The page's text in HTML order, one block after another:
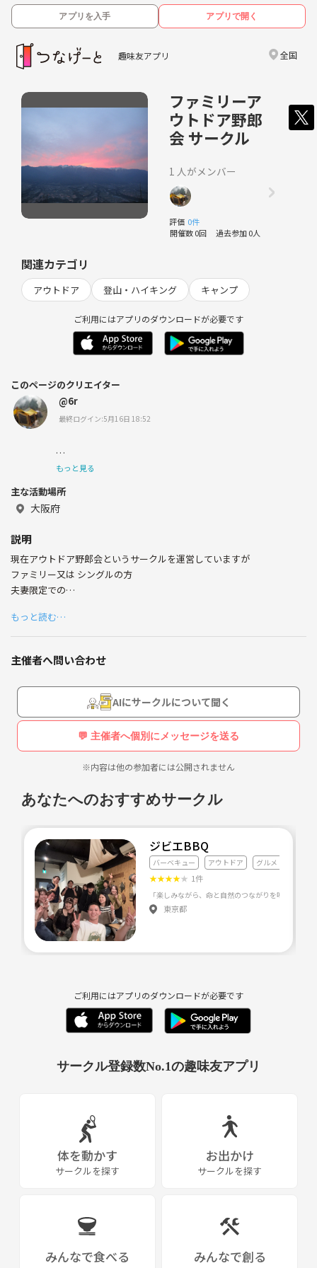
アプリを入手 アプリで開く
趣味友アプリ 全国
ファミリーア
ウトドア野郎
会 サークル
1 人がメンバー
評価 0件
開催数 0回 過去参加 0人
関連カテゴリ
アウトドア 登山・ハイキング キャンプ
ご利用にはアプリのダウンロードが必要です
このページのクリエイター
@6r
最終ログイン:5月16日 18:52
もっと見る
主な活動場所
大阪府
説明
現在アウトドア野郎会というサークルを運営していますが
ファミリー又は シングルの方
夫妻限定での
年齢制限は18才～60才迄とします
(一人参加お断りします)
集まりの目的として
🔴家族や夫妻だけでキャンプを始めるにもよく分からない
🔴家族ぐるみのキャンプ仲間が欲しい
🔴シングルの方で自分一人ではキャンプに連れていけない
そんな方お待ちしております
家族だけのキャンプも良いけどたまには 他の家族と (子供同士アウトド
アを通しての遊んだり)
子育ての情報交換やアドバイス等も焚き火を囲み
設備等は 幹事が準備致します
寝袋.テント無くても、無料貸出し有ります
車が無くても乗り合わせの手配等しておりますので
洗面用具と着替え有れば参加出来ます
企画としては 主にキャンプ
船に乗る企画 釣り企画 軽い
ハイキング企画
アウトドア野郎会として いろんな企画をしてますが
ファミリーだけの集まりもしてみたいと思い運営しております
もっと読む…
主催者へ問い合わせ
AIにサークルについて聞く
💬 主催者へ個別にメッセージを送る
※内容は他の参加者には公開されません
あなたへのおすすめサークル
ジビエBBQ
バーベキュー アウトドア グルメ・料理全般
★★★★★ 1件
東京都
ご利用にはアプリのダウンロードが必要です
サークル登録数No.1の趣味友アプリ
体を動かす
サークルを探す
お出かけ
サークルを探す
みんなで食べる みんなで創る